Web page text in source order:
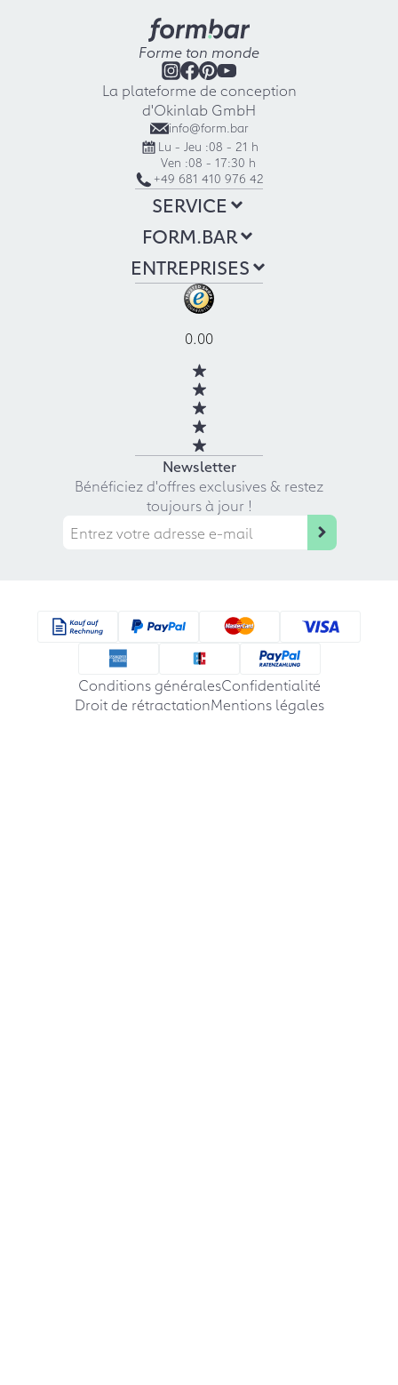
Forme ton monde
La plateforme de conception
d'Okinlab GmbH
info@form.bar
Lu - Jeu :08 - 21 h
Ven :08 - 17:30 h
+49 681 410 976 42
SERVICE
FORM.BAR
ENTREPRISES
0.00
Newsletter
Bénéficiez d'offres exclusives & restez
toujours à jour !
Conditions généralesConfidentialité
Droit de rétractationMentions légales